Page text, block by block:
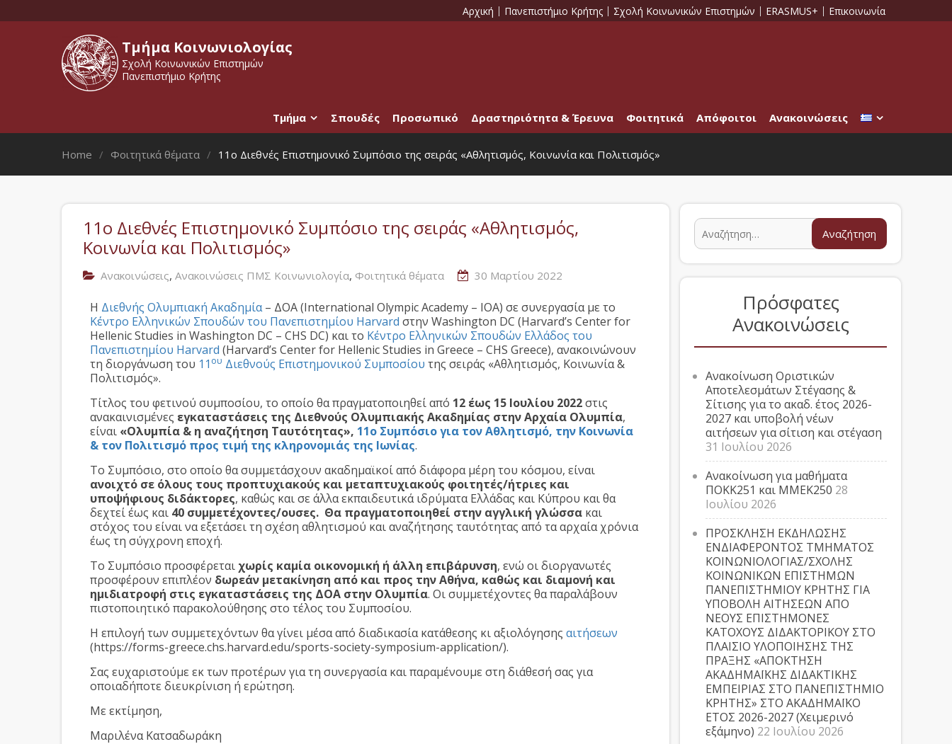
Αρχική Πανεπιστήμιο Κρήτης Σχολή Κοινωνικών Επιστημών ERASMUS+ Επικοινωνία
Τμήμα Κοινωνιολογίας
Σχολή Κοινωνικών Επιστημών
Πανεπιστήμιο Κρήτης
Τμήμα Σπουδές Προσωπικό Δραστηριότητα & Έρευνα Φοιτητικά Απόφοιτοι Ανακοινώσεις
Home Φοιτητικά θέματα 11ο Διεθνές Επιστημονικό Συμπόσιο της σειράς «Αθλητισμός, Κοινωνία και Πολιτισμός»
11ο Διεθνές Επιστημονικό Συμπόσιο της σειράς «Αθλητισμός,
Κοινωνία και Πολιτισμός»
Ανακοινώσεις, Ανακοινώσεις ΠΜΣ Κοινωνιολογία, Φοιτητικά θέματα 30 Μαρτίου 2022
Η Διεθνής Ολυμπιακή Ακαδημία– ΔΟΑ (International Olympic Academy – IOA) σε συνεργασία με το
Κέντρο Ελληνικών Σπουδών του Πανεπιστημίου Harvard στην Washington DC (Harvard’s Center for
Hellenic Studies in Washington DC – CHS DC) και το Κέντρο Ελληνικών Σπουδών Ελλάδος του
Πανεπιστημίου Harvard (Harvard’s Center for Hellenic Studies in Greece – CHS Greece), ανακοινώνουν
τη διοργάνωση του 11 ου Διεθνούς Επιστημονικού Συμποσίου της σειράς «Αθλητισμός, Κοινωνία &
Πολιτισμός».
Τίτλος του φετινού συμποσίου, το οποίο θα πραγματοποιηθεί από 12 έως 15 Ιουλίου 2022στις
ανακαινισμένες εγκαταστάσεις της Διεθνούς Ολυμπιακής Ακαδημίας στην Αρχαία Ολυμπία,
είναι «Ολυμπία & η αναζήτηση Ταυτότητας», 11ο Συμπόσιο για τον Αθλητισμό, την Κοινωνία
& τον Πολιτισμό προς τιμή της κληρονομιάς της Ιωνίας.
Tο Συμπόσιο, στο οποίο θα συμμετάσχουν ακαδημαϊκοί από διάφορα μέρη του κόσμου, είναι
ανοιχτό σε όλους τους προπτυχιακούς και μεταπτυχιακούς φοιτητές/ήτριες και
υποψήφιους διδάκτορες, καθώς και σε άλλα εκπαιδευτικά ιδρύματα Ελλάδας και Κύπρου και θα
δεχτεί έως και 40 συμμετέχοντες/ουσες. Θα πραγματοποιηθεί στην αγγλική γλώσσα και
στόχος του είναι να εξετάσει τη σχέση αθλητισμού και αναζήτησης ταυτότητας από τα αρχαία χρόνια
έως τη σύγχρονη εποχή.
Το Συμπόσιο προσφέρεται χωρίς καμία οικονομική ή άλλη επιβάρυνση, ενώ οι διοργανωτές
προσφέρουν επιπλέον δωρεάν μετακίνηση από και προς την Αθήνα, καθώς και διαμονή και
ημιδιατροφή στις εγκαταστάσεις της ΔΟΑ στην Ολυμπία. Οι συμμετέχοντες θα παραλάβουν
πιστοποιητικό παρακολούθησης στο τέλος του Συμποσίου.
Η επιλογή των συμμετεχόντων θα γίνει μέσα από διαδικασία κατάθεσης κι αξιολόγησης αιτήσεων
(https://forms-greece.chs.harvard.edu/sports-society-symposium-application/).
Σας ευχαριστούμε εκ των προτέρων για τη συνεργασία και παραμένουμε στη διάθεσή σας για
οποιαδήποτε διευκρίνιση ή ερώτηση.
Με εκτίμηση,
Μαριλένα Κατσαδωράκη
Πρόσφατες
Ανακοινώσεις
Ανακοίνωση Οριστικών
Αποτελεσμάτων Στέγασης &
Σίτισης για το ακαδ. έτος 2026-
2027 και υποβολή νέων
αιτήσεων για σίτιση και στέγαση
31 Ιουλίου 2026
Ανακοίνωση για μαθήματα
ΠΟΚΚ251 και ΜΜΕΚ250 28
Ιουλίου 2026
ΠΡΟΣΚΛΗΣΗ ΕΚΔΗΛΩΣΗΣ
ΕΝΔΙΑΦΕΡΟΝΤΟΣ ΤΜΗΜΑΤΟΣ
ΚΟΙΝΩΝΙΟΛΟΓΙΑΣ/ΣΧΟΛΗΣ
ΚΟΙΝΩΝΙΚΩΝ ΕΠΙΣΤΗΜΩΝ
ΠΑΝΕΠΙΣΤΗΜΙΟΥ ΚΡΗΤΗΣ ΓΙΑ
ΥΠΟΒΟΛΗ ΑΙΤΗΣΕΩΝ ΑΠΟ
ΝΕΟΥΣ ΕΠΙΣΤΗΜΟΝΕΣ
ΚΑΤΟΧΟΥΣ ΔΙΔΑΚΤΟΡΙΚΟΥ ΣΤΟ
ΠΛΑΙΣΙΟ ΥΛΟΠΟΙΗΣΗΣ ΤΗΣ
ΠΡΑΞΗΣ «ΑΠΟΚΤΗΣΗ
ΑΚΑΔΗΜΑΪΚΗΣ ΔΙΔΑΚΤΙΚΗΣ
ΕΜΠΕΙΡΙΑΣ ΣΤΟ ΠΑΝΕΠΙΣΤΗΜΙΟ
ΚΡΗΤΗΣ» ΣΤΟ ΑΚΑΔΗΜΑΪΚΟ
ΕΤΟΣ 2026-2027 (Χειμερινό
εξάμηνο) 22 Ιουλίου 2026